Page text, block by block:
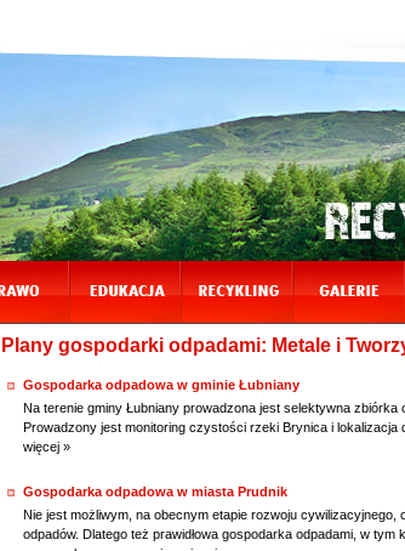
Plany gospodarki odpadami: Metale i
Gospodarka odpadowa w gminie Łubniany
Na terenie gminy Łubniany prowadzona jest selektywna zbiórka
Prowadzony jest monitoring czystości rzeki Brynica i lokalizacja
więcej »
Gospodarka odpadowa w miasta Prudnik
Nie jest możliwym, na obecnym etapie rozwoju cywilizacyjnego,
odpadów. Dlatego też prawidłowa gospodarka odpadami, w tym